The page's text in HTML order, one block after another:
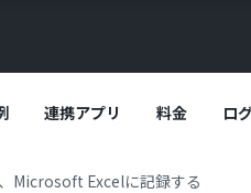
連携アプリ 料金 ロ
Microsoft Excelに記録する